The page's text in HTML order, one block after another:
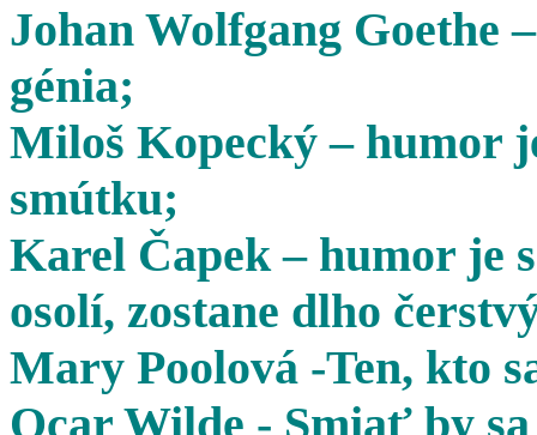
Johan Wolfgang Goethe
génia;
Miloš Kopecký – humor
smútku;
Karel Čapek – humor je
osolí, zostane dlho
Mary Poolová -Ten, kto
Ocar Wilde - Smiať by